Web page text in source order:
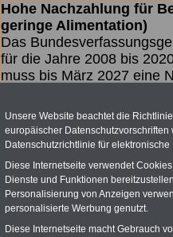
Hohe Nachzahlung für
geringe Alimentation)
Das
für die Jahre 2008 bis
muss bis März 2027 eine
(Beamte &
geben (Medienberichten
mind.3.000 und 13.000
hierzu eine Broschüre
des Gesetzentwurfs der
(wahrscheinlich im
Broschüre.
Unsere Website beachtet die
europäischer
Datenschutzrichtlinie für
Diese Internetseite verwendet
Dienste und Funktionen
Personalisierung von Anzeigen
personalisierte Werbung genutzt.
Diese Internetseite macht Gebrauch